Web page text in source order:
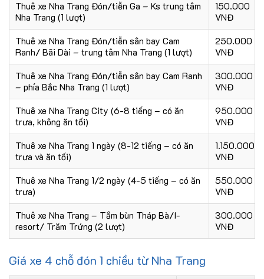
Thuê xe Nha Trang Đón/tiễn Ga – Ks trung tâm
Nha Trang (1 lượt)
150.000
VNĐ
Thuê xe Nha Trang Đón/tiễn sân bay Cam
Ranh/ Bãi Dài – trung tâm Nha Trang (1 lượt)
250.000
VNĐ
Thuê xe Nha Trang Đón/tiễn sân bay Cam Ranh
– phía Bắc Nha Trang (1 lượt)
300.000
VNĐ
Thuê xe Nha Trang City (6-8 tiếng – có ăn
trưa, không ăn tối)
950.000
VNĐ
Thuê xe Nha Trang 1 ngày (8-12 tiếng – có ăn
trưa và ăn tối)
1.150.000
VNĐ
Thuê xe Nha Trang 1/2 ngày (4-5 tiếng – có ăn
trưa)
550.000
VNĐ
Thuê xe Nha Trang – Tắm bùn Tháp Bà/I-
resort/ Trăm Trứng (2 lượt)
300.000
VNĐ
Giá xe 4 chỗ đón 1 chiều từ Nha Trang